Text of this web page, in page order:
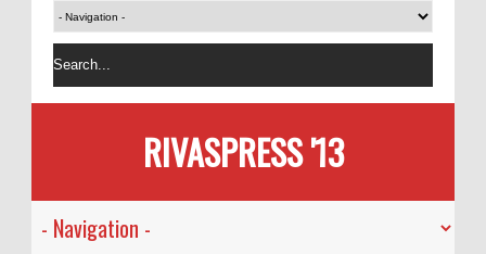
RIVASPRESS '13